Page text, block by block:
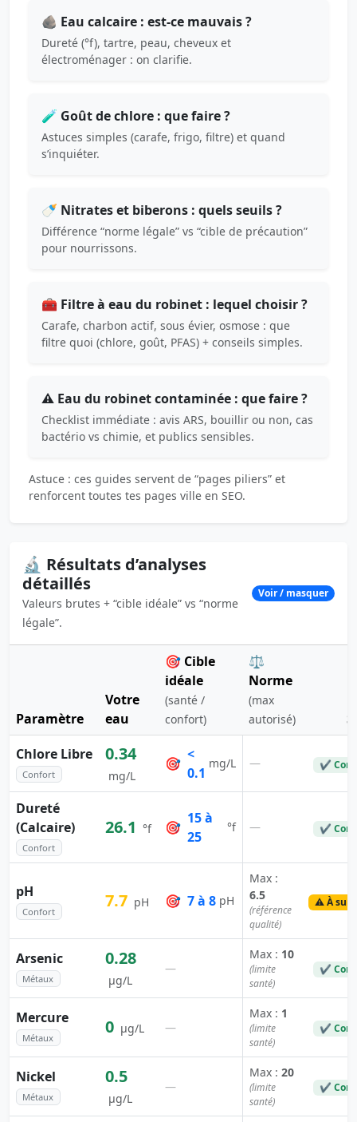
🪨 Eau calcaire : est-ce mauvais ?
Dureté (°f), tartre, peau, cheveux et
électroménager : on clarifie.
🧪 Goût de chlore : que faire ?
Astuces simples (carafe, frigo, filtre) et quand
s’inquiéter.
🍼 Nitrates et biberons : quels seuils ?
Différence “norme légale” vs “cible de précaution”
pour nourrissons.
🧰 Filtre à eau du robinet : lequel choisir ?
Carafe, charbon actif, sous évier, osmose : que
filtre quoi (chlore, goût, PFAS) + conseils simples.
⚠️ Eau du robinet contaminée : que faire ?
Checklist immédiate : avis ARS, bouillir ou non, cas
bactério vs chimie, et publics sensibles.
Astuce : ces guides servent de “pages piliers” et
renforcent toutes tes pages ville en SEO.
🔬 Résultats d’analyses
détaillés
Valeurs brutes + “cible idéale” vs “norme
légale”.
Voir / masquer
Paramètre
Votre
eau
🎯 Cible
idéale
(santé /
confort)
⚖️
Norme
(max
autorisé)
Chlore Libre
Confort
0.34
mg/L
🎯
<
0.1
mg/L — ✔
Dureté
(Calcaire)
Confort
26.1 °f 🎯
15 à
25
°f — ✔
pH
Confort
7.7 pH 🎯 7 à 8 pH
Max :
6.5
(référence
qualité)
⚠️ À
Arsenic
Métaux
0.28
µg/L
—
Max : 10
(limite
santé)
✔
Mercure
Métaux
0 µg/L —
Max : 1
(limite
santé)
✔
Nickel
Métaux
0.5
µg/L
—
Max : 20
(limite
santé)
✔